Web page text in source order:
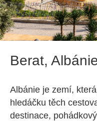
Berat,
Albánie je zemí,
hledáčku těch
destinace,